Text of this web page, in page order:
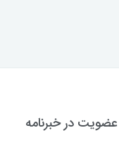
عضویت در خبرنامه